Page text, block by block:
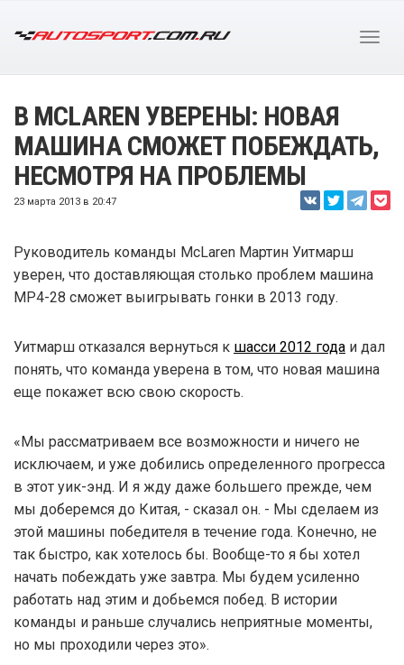
В MCLAREN УВЕРЕНЫ: НОВАЯ
МАШИНА СМОЖЕТ ПОБЕЖДАТЬ,
НЕСМОТРЯ НА ПРОБЛЕМЫ
23 марта 2013 в 20:47
Руководитель команды McLaren Мартин Уитмарш
уверен, что доставляющая столько проблем машина
MP4-28 сможет выигрывать гонки в 2013 году.
Уитмарш отказался вернуться к шасси 2012 года и дал
понять, что команда уверена в том, что новая машина
еще покажет всю свою скорость.
«Мы рассматриваем все возможности и ничего не
исключаем, и уже добились определенного прогресса
в этот уик-энд. И я жду даже большего прежде, чем
мы доберемся до Китая, - сказал он. - Мы сделаем из
этой машины победителя в течение года. Конечно, не
так быстро, как хотелось бы. Вообще-то я бы хотел
начать побеждать уже завтра. Мы будем усиленно
работать над этим и добьемся побед. В истории
команды и раньше случались неприятные моменты,
но мы проходили через это».